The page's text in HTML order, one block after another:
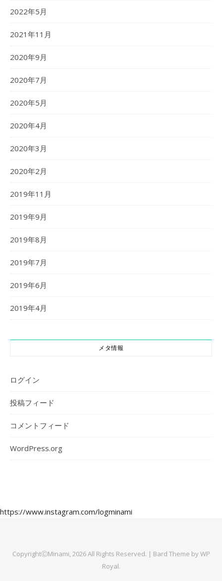
2022年5月
2021年11月
2020年9月
2020年7月
2020年5月
2020年4月
2020年3月
2020年2月
2019年11月
2019年9月
2019年8月
2019年7月
2019年6月
2019年4月
メタ情報
ログイン
投稿フィード
コメントフィード
WordPress.org
https://www.instagram.com/logminami
CopyrightⒸMinami, 2026 All Rights Reserved. | Bard Theme byWP
Royal.